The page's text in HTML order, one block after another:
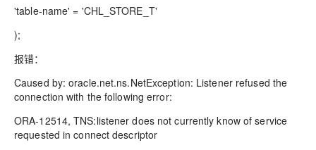
'table-name' = 'CHL_STORE_T'
);
报错：
Caused by: oracle.net.ns.NetException: Listener refused the
connection with the following error:
ORA-12514, TNS:listener does not currently know of service
requested in connect descriptor